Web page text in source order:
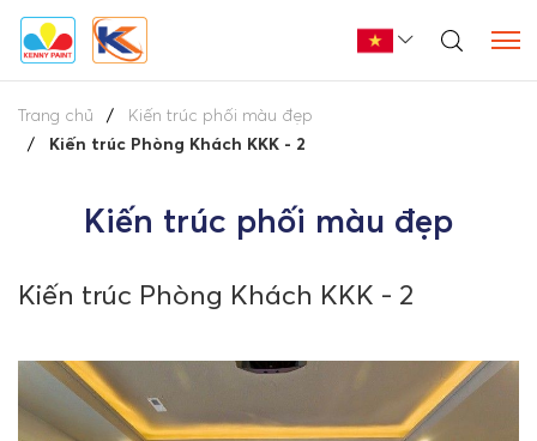
Trang chủ
Kiến trúc phối màu đẹp
Kiến trúc Phòng Khách KKK - 2
Kiến trúc phối màu đẹp
Kiến trúc Phòng Khách KKK - 2